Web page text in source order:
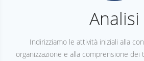
Analisi
Indirizziamo le attività iniziali alla
organizzazione e alla comprensione